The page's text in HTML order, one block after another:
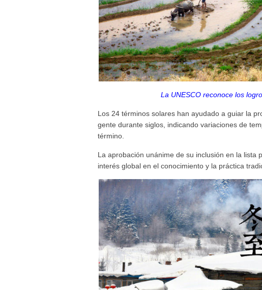
La UNESCO reconoce los
Los 24 términos solares han ayudado a guiar la
gente durante siglos, indicando variaciones de
término.
La aprobación unánime de su inclusión en la lista
interés global en el conocimiento y la práctica